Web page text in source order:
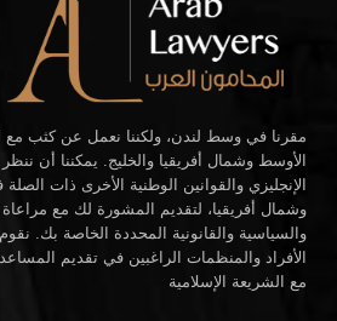
مقرنا في وسط لندن، ولكننا نعمل عن كثب
الأوسط وشمال أفريقيا والخليج. يمكننا أن
الإنجليزي والقوانين الوطنية الأخرى ذات
وشمال أفريقيا، لتقديم المشورة لك مع مراعاة
والسياسية والقانونية المحددة الخاصة بك.
الأفراد والمنظمات الراغبين في تقديم
مع الشريعة الإسلامية